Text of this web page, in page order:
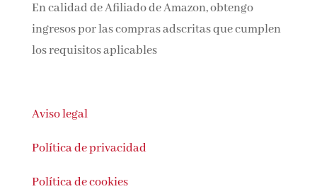
En calidad de Afiliado de Amazon, obtengo
ingresos por las compras adscritas que cumplen
los requisitos aplicables
Aviso legal
Política de privacidad
Política de cookies